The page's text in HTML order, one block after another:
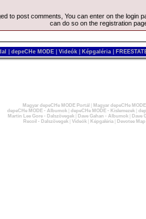
to post comments, You can enter on the login
can do so on the registration
depeCHe MODE Videók Képgaléria
Magyar depeCHe MODE Portál
Magyar depeCHe
depeCHe MODE - Albumok| depeCHe MODE - Kislemezek|
Martin Lee Gore - Dalszövegek| Dave Gahan - Albumok|
Dave
Recoil - Dalszövegek| Videók| Képgaléria| Devotee Map